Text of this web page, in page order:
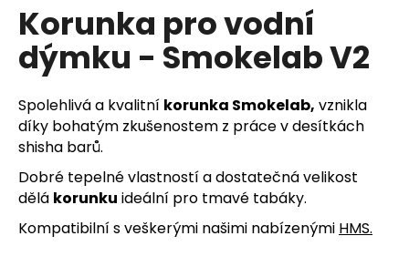
produktu
je
0,0
z
hvězdiček.
Korunka pro vodní
dýmku - Smokelab V2
Spolehlivá a kvalitní korunka Smokelab, vznikla
díky bohatým zkušenostem z práce v desítkách
shisha barů.
Dobré tepelné vlastností a dostatečná velikost
dělá korunku ideální pro tmavé tabáky.
Kompatibilní s veškerými našimi nabízenými HMS.
D
o
p
o
r
u
č
u
j
e
m